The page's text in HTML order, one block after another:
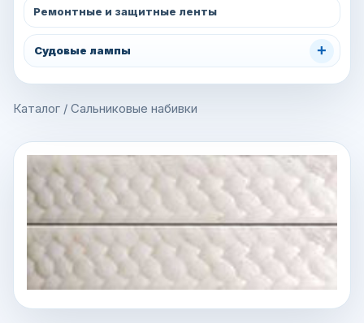
Ремонтные и защитные ленты
Судовые лампы +
Каталог / Сальниковые набивки